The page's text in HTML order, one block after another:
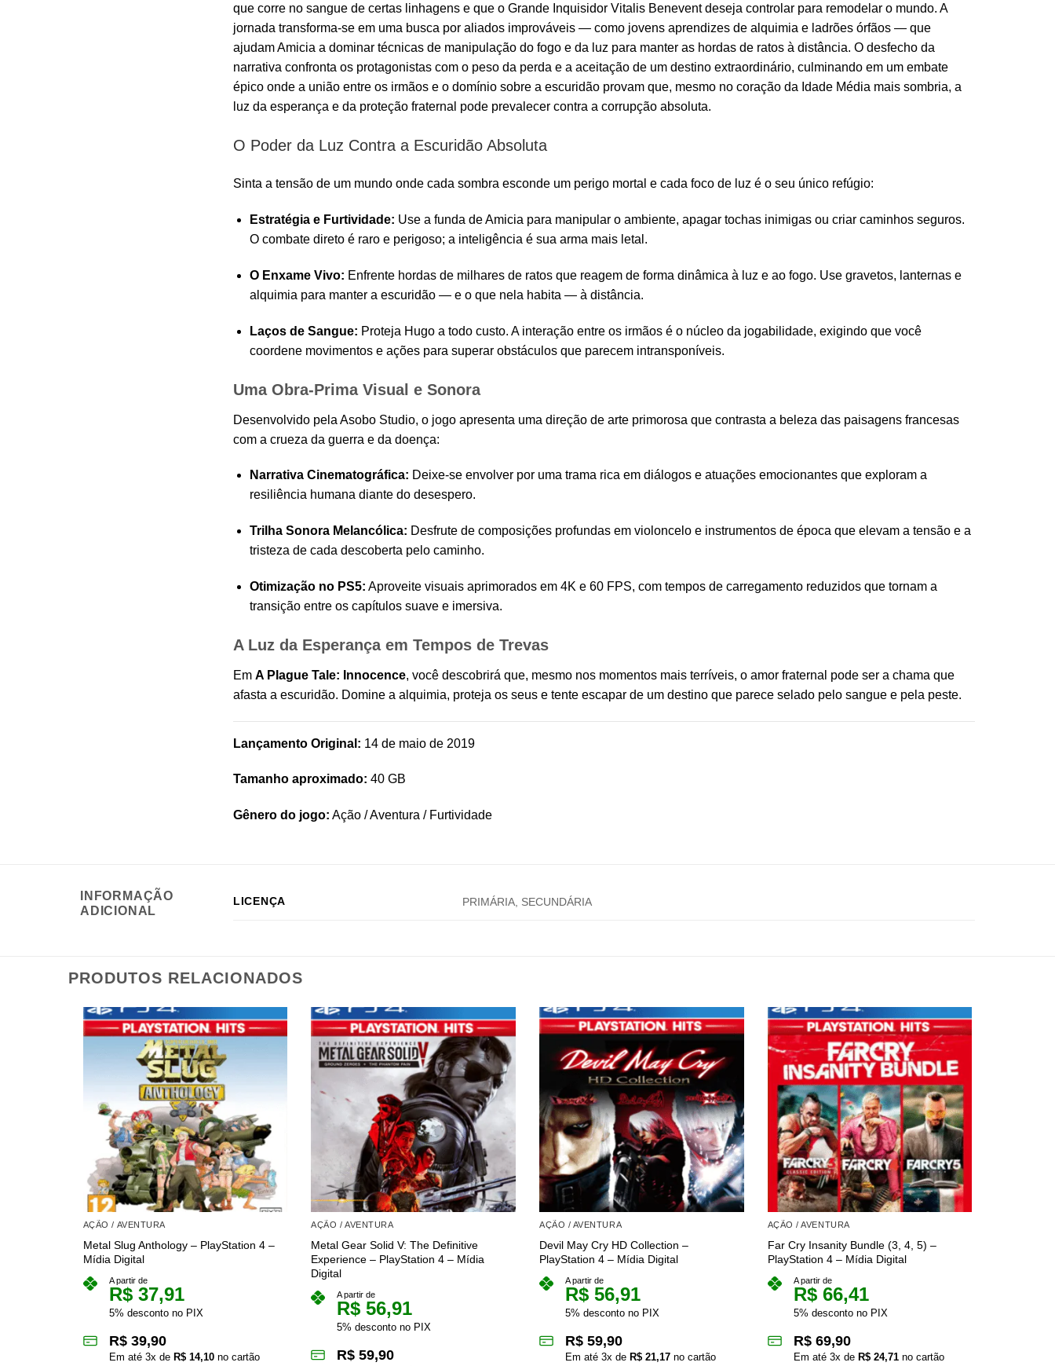
que corre no sangue de certas linhagens e que o Grande Inquisidor Vitalis Benevent deseja controlar para remodelar o mundo. A
jornada transforma-se em uma busca por aliados improváveis — como jovens aprendizes de alquimia e ladrões órfãos — que
ajudam Amicia a dominar técnicas de manipulação do fogo e da luz para manter as hordas de ratos à distância. O desfecho da
narrativa confronta os protagonistas com o peso da perda e a aceitação de um destino extraordinário, culminando em um embate
épico onde a união entre os irmãos e o domínio sobre a escuridão provam que, mesmo no coração da Idade Média mais sombria, a
luz da esperança e da proteção fraternal pode prevalecer contra a corrupção absoluta.
O Poder da Luz Contra a Escuridão Absoluta
Sinta a tensão de um mundo onde cada sombra esconde um perigo mortal e cada foco de luz é o seu único refúgio:
Estratégia e Furtividade: Use a funda de Amicia para manipular o ambiente, apagar tochas inimigas ou criar caminhos seguros.
O combate direto é raro e perigoso; a inteligência é sua arma mais letal.
O Enxame Vivo: Enfrente hordas de milhares de ratos que reagem de forma dinâmica à luz e ao fogo. Use gravetos, lanternas e
alquimia para manter a escuridão — e o que nela habita — à distância.
Laços de Sangue: Proteja Hugo a todo custo. A interação entre os irmãos é o núcleo da jogabilidade, exigindo que você
coordene movimentos e ações para superar obstáculos que parecem intransponíveis.
Uma Obra-Prima Visual e Sonora
Desenvolvido pela Asobo Studio, o jogo apresenta uma direção de arte primorosa que contrasta a beleza das paisagens francesas
com a crueza da guerra e da doença:
Narrativa Cinematográfica: Deixe-se envolver por uma trama rica em diálogos e atuações emocionantes que exploram a
resiliência humana diante do desespero.
Trilha Sonora Melancólica: Desfrute de composições profundas em violoncelo e instrumentos de época que elevam a tensão e a
tristeza de cada descoberta pelo caminho.
Otimização no PS5: Aproveite visuais aprimorados em 4K e 60 FPS, com tempos de carregamento reduzidos que tornam a
transição entre os capítulos suave e imersiva.
A Luz da Esperança em Tempos de Trevas
Em A Plague Tale: Innocence, você descobrirá que, mesmo nos momentos mais terríveis, o amor fraternal pode ser a chama que
afasta a escuridão. Domine a alquimia, proteja os seus e tente escapar de um destino que parece selado pelo sangue e pela peste.
Lançamento Original: 14 de maio de 2019
Tamanho aproximado: 40 GB
Gênero do jogo: Ação / Aventura / Furtividade
INFORMAÇÃO
ADICIONAL
LICENÇA PRIMÁRIA, SECUNDÁRIA
PRODUTOS RELACIONADOS
AÇÃO / AVENTURA
Metal Slug Anthology – PlayStation 4 –
Mídia Digital
A partir de
R$37,91
5% desconto no PIX
R$39,90
Em até 3x de R$14,10no cartão
AÇÃO / AVENTURA
Metal Gear Solid V: The Definitive
Experience – PlayStation 4 – Mídia
Digital
A partir de
R$ 56,91
5% desconto no PIX
R$ 59,90
AÇÃO / AVENTURA
Devil May Cry HD Collection –
PlayStation 4 – Mídia Digital
A partir de
R$ 56,91
5% desconto no PIX
R$ 59,90
Em até 3x de R$ 21,17 no cartão
AÇÃO / AVENTURA
Far Cry Insanity Bundle (3, 4, 5) –
PlayStation 4 – Mídia Digital
A partir de
R$66,41
5% desconto no PIX
R$69,90
Em até 3x de R$24,71no cartão